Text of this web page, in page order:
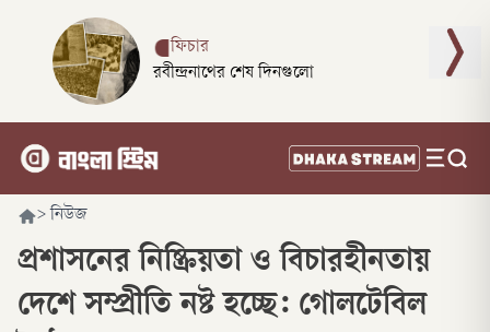
ফিচার
রবীন্দ্রনাথের শেষ দিনগুলো
> নিউজ
প্রশাসনের নিষ্ক্রিয়তা ও বিচারহীনতায়
দেশে সম্প্রীতি নষ্ট হচ্ছে: গোলটেবিল